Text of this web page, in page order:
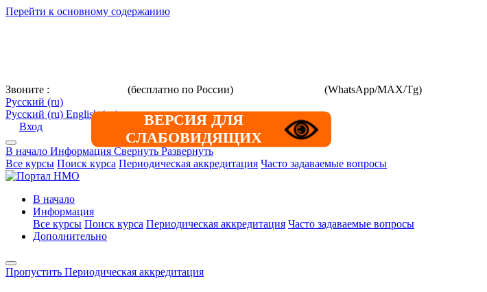
Перейти к основному содержанию
ВЕРСИЯ ДЛЯ
СЛАБОВИДЯЩИХ
Звоните : (бесплатно по России) (WhatsApp/MAX/Tg)
Русский ‎(ru)‎
Русский ‎(ru)‎ English ‎(en)‎
Вход
В начало ИнформацияСвернутьРазвернуть
Все курсы Поиск курса Периодическая аккредитация Часто задаваемые вопросы
В начало
Информация
Все курсы Поиск курса Периодическая аккредитация Часто задаваемые вопросы
Дополнительно
Пропустить Периодическая аккредитация